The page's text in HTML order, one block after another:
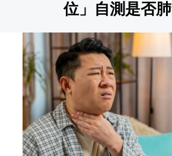
位」自測是否